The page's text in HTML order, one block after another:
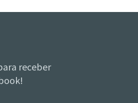
receber